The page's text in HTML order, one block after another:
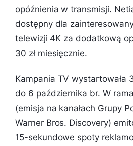
opóźnienia w transmisji.
dostępny dla
telewizji 4K za dodatkową
30 zł miesięcznie.
Kampania TV wystartowała
do 6 października br. W
(emisja na kanałach Grupy
Warner Bros. Discovery)
15-sekundowe spoty